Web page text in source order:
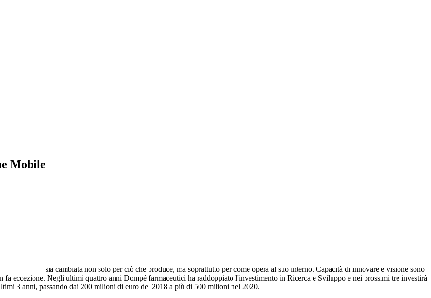
Mobile
l'azienda sia cambiata non solo per ciò che produce, ma soprattutto per come opera al suo interno. Capacità di innovare e visione sono
eccezione. Negli ultimi quattro anni Dompé farmaceutici ha raddoppiato l'investimento in Ricerca e Sviluppo e nei prossimi tre investirà
3 anni, passando dai 200 milioni di euro del 2018 a più di 500 milioni nel 2020.